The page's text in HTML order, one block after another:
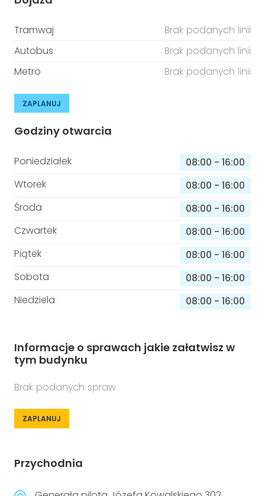
Tramwaj
Brak podanych linii
Autobus
Brak podanych linii
Metro
Brak podanych linii
ZAPLANUJ
Godziny otwarcia
Poniedziałek 08:00 - 16:00
Wtorek
08:00 - 16:00
Środa
08:00 - 16:00
Czwartek
08:00 - 16:00
Piątek
08:00 - 16:00
Sobota
08:00 - 16:00
Niedziela
08:00 - 16:00
Informacje o sprawach jakie załatwisz w
tym budynku
Brak podanych spraw
ZAPLANUJ
Przychodnia